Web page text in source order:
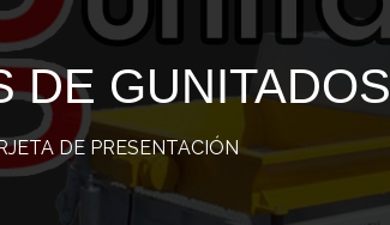
DE GUNITADOS
DE PRESENTACIÓN